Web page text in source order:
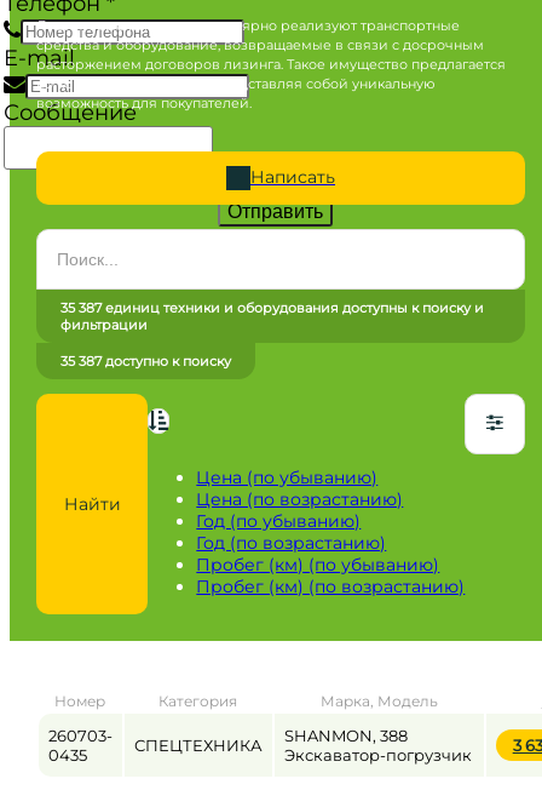
Лизинговые компании регулярно реализуют транспортные
средства и оборудование, возвращаемые в связи с досрочным
расторжением договоров лизинга. Такое имущество предлагается
по конкурентным ценам, представляя собой уникальную
возможность для покупателей.
Написать
Марка
Все марки
Город / регион
от до
Пробег / Наработка
Найти
Цена (по убыванию)
Цена (по возрастанию)
Год (по убыванию)
Год (по возрастанию)
Пробег (км) (по убыванию)
Пробег (км) (по возрастанию)
35 387 единиц техники и оборудования доступны к поиску и
фильтрации
35 387 доступно к поиску
Номер Категория Марка, Модель
260703-
0435
СПЕЦТЕХНИКА
SHANMON, 388
Экскаватор-погрузчик
3
E-mail
Сообщение
Отправить